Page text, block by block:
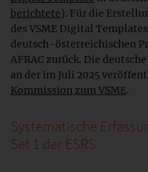
berichtete). Für die
des VSME Digital
deutsch-österreichischen
AFRAC zurück. Die
an der im Juli 2025
Kommission zum VSME.
Systematische
Set 1 der ESRS